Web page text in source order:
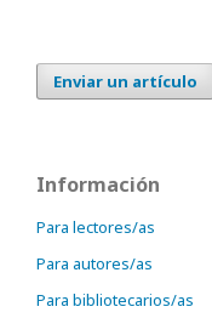
Enviar un artículo
Información
Para lectores/as
Para autores/as
Para bibliotecarios/as